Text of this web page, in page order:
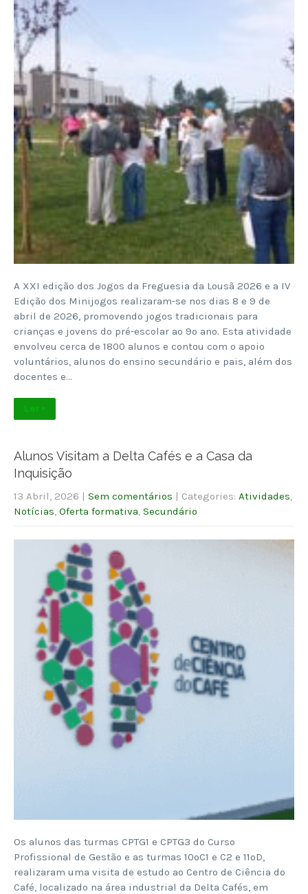
A XXI edição dos Jogos da Freguesia da Lousã 2026 e a IV
Edição dos Minijogos realizaram-se nos dias 8 e 9 de
abril de 2026, promovendo jogos tradicionais para
crianças e jovens do pré-escolar ao 9º ano. Esta atividade
envolveu cerca de 1800 alunos e contou com o apoio
voluntários, alunos do ensino secundário e pais, além dos
docentes e…
Ler +
Alunos Visitam a Delta Cafés e a Casa da
Inquisição
13 Abril, 2026 | Sem comentários | Categories: Atividades
Notícias Oferta formativa Secundário
Os alunos das turmas CPTG1 e CPTG3 do Curso
Profissional de Gestão e as turmas 10ºC1 e C2 e 11ºD,
realizaram uma visita de estudo ao Centro de Ciência do
Café, localizado na área industrial da Delta Cafés, em